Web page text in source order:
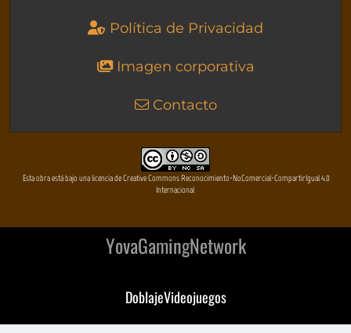
Política de Privacidad
Imagen corporativa
Contacto
Esta obra está bajo una licencia de Creative Commons Reconocimiento-NoComercial-CompartirIgual 4.0
Internacional
YovaGamingNetwork
DoblajeVideojuegos